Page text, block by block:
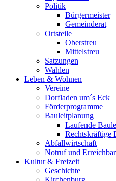
Politik
Bürgermeister
Gemeinderat
Ortsteile
Oberstreu
Mittelstreu
Satzungen
Wahlen
Leben & Wohnen
Vereine
Dorfladen um´s Eck
Förderprogramme
Bauleitplanung
Laufende
Rechtskräftige
Abfallwirtschaft
Notruf und
Kultur & Freizeit
Geschichte